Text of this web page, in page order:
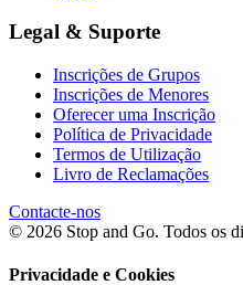
Legal & Suporte
Inscrições de Grupos
Inscrições de Menores
Oferecer uma Inscrição
Política de Privacidade
Termos de Utilização
Livro de Reclamações
Contacte-nos
© 2026 Stop and Go. Todos os
Privacidade e Cookies